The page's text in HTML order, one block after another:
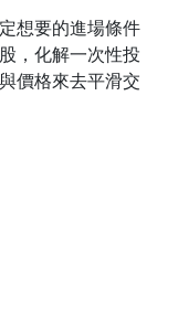
想要的進場條件
，化解一次性投
價格來去平滑交